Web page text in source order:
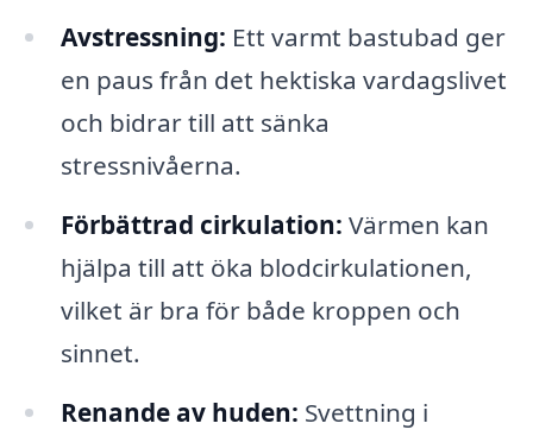
Avstressning: Ett varmt bastubad ger
en paus från det hektiska vardagslivet
och bidrar till att sänka
stressnivåerna.
Förbättrad cirkulation: Värmen kan
hjälpa till att öka blodcirkulationen,
vilket är bra för både kroppen och
sinnet.
Renande av huden: Svettning i